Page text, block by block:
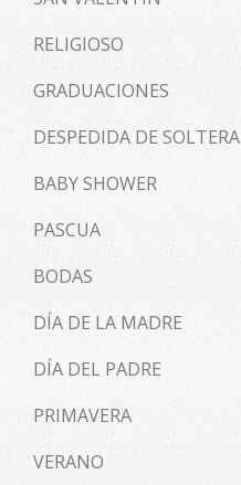
RELIGIOSO
GRADUACIONES
DESPEDIDA DE SOLTERA
BABY SHOWER
PASCUA
BODAS
DÍA DE LA MADRE
DÍA DEL PADRE
PRIMAVERA
VERANO